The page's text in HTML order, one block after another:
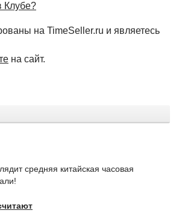
Клубе?
на TimeSeller.ru и являетесь
на сайт.
средняя китайская часовая